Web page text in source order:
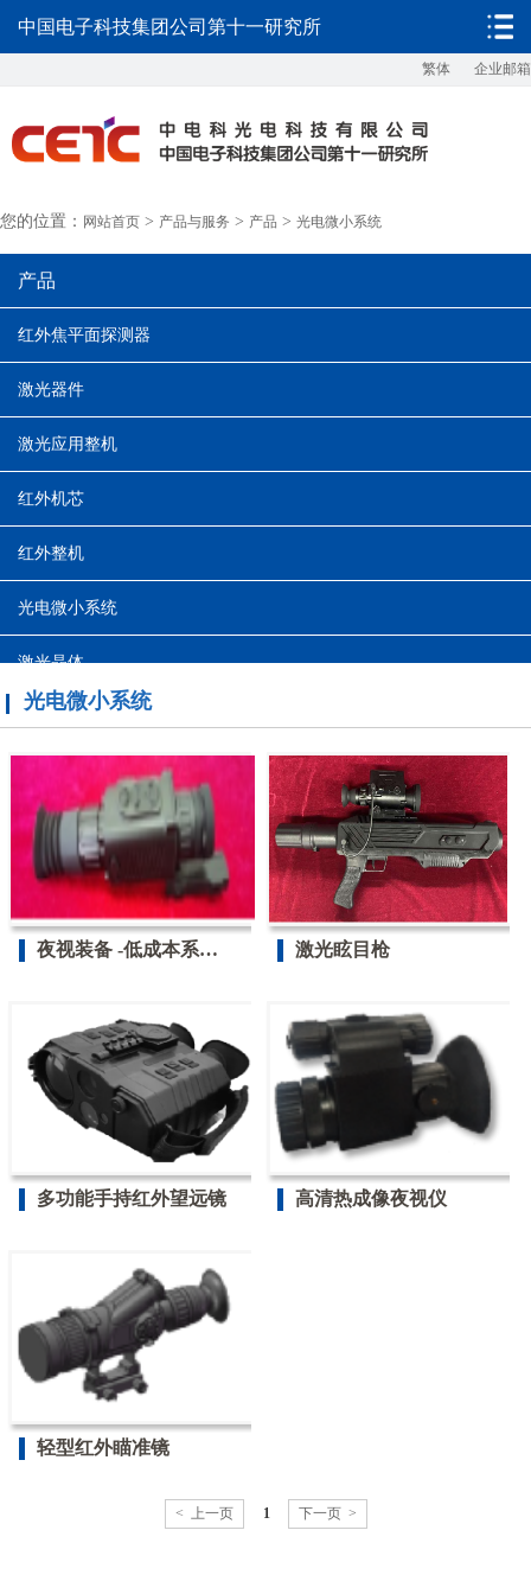
繁体 企业邮箱
中国电子科技集团公司第十一研究所
您的位置： 网站首页 > 产品与服务 > 产品 > 光电微小系统
产品
红外焦平面探测器
激光器件
激光应用整机
红外机芯
红外整机
光电微小系统
激光晶体
微光
光电微小系统
夜视装备 -低成本系列... 激光眩目枪
多功能手持红外望远镜 高清热成像夜视仪
轻型红外瞄准镜
< 上一页 1 下一页 >